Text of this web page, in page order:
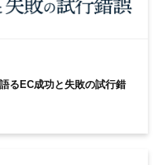
る EC成功と失敗の試行錯